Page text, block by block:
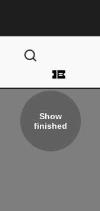
User
Show
finished